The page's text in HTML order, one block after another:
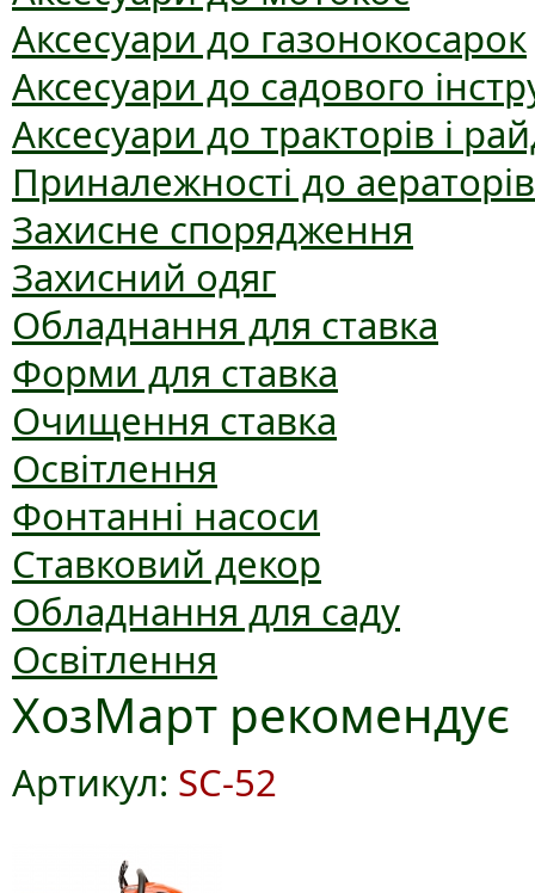
Аксесуари до газонокосарок
Аксесуари до садового
Аксесуари до тракторів і
Приналежності до аераторів
Захисне спорядження
Захисний одяг
Обладнання для ставка
Форми для ставка
Очищення ставка
Освітлення
Фонтанні насоси
Ставковий декор
Обладнання для саду
Освітлення
ХозМарт рекомендує
Артикул: SC-52